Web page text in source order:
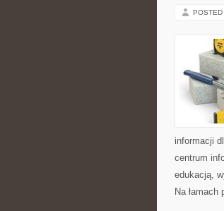
POSTED
informacji
centrum
edukacją,
Na